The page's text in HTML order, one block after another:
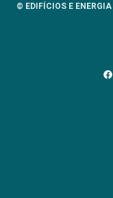
© EDIFÍCIOS E ENERGIA